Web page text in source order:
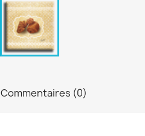
Commentaires (0)